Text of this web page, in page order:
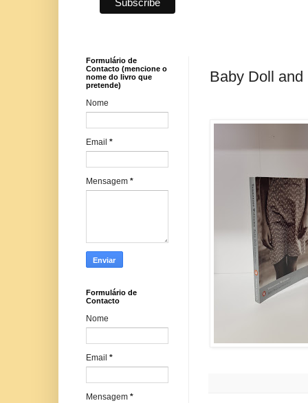
Baby Doll
Formulário de
Contacto (mencione o
nome do livro que
pretende)
Nome
Email *
Mensagem *
Formulário de
Contacto
Nome
Email *
Mensagem *